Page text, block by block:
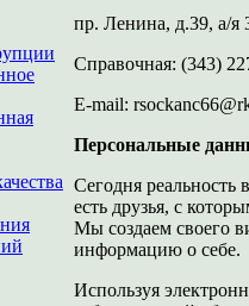
пр. Ленина, д.39, а/я
Справочная: (343)
E-mail:
Персональные
Сегодня
есть друзья, с
Мы создаем своего
информацию о себе.
Используя